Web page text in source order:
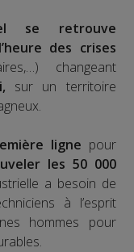
se retrouve
des crises
changeant
sur un territoire
ligne pour
les 50 000
a besoin de
à l’esprit
hommes pour